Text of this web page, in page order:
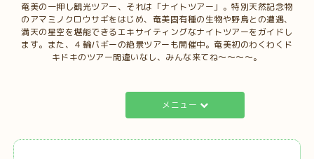
奄美の一押し観光ツアー、それは「ナイトツアー」。特別天然記念物
のアマミノクロウサギをはじめ、奄美固有種の生物や野鳥との遭遇、
満天の星空を堪能できるエキサイティングなナイトツアーをガイドし
ます。また、４輪バギーの絶景ツアーも開催中。奄美初のわくわくド
キドキのツアー間違いなし、みんな来てね～～～～。
メニュー